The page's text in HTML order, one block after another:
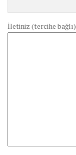
İletiniz (tercihe bağlı)